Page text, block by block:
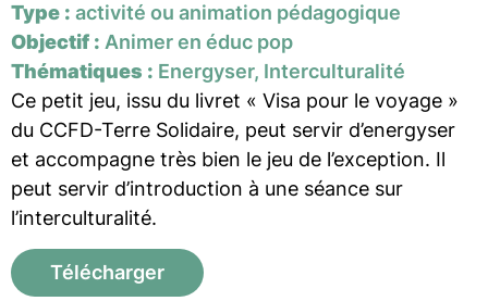
Type : activité ou animation pédagogique
Objectif : Animer en éduc pop
Thématiques : Energyser, Interculturalité
Ce petit jeu, issu du livret « Visa pour le voyage »
du CCFD-Terre Solidaire, peut servir d’energyser
et accompagne très bien le jeu de l’exception. Il
peut servir d’introduction à une séance sur
l’interculturalité.
Télécharger